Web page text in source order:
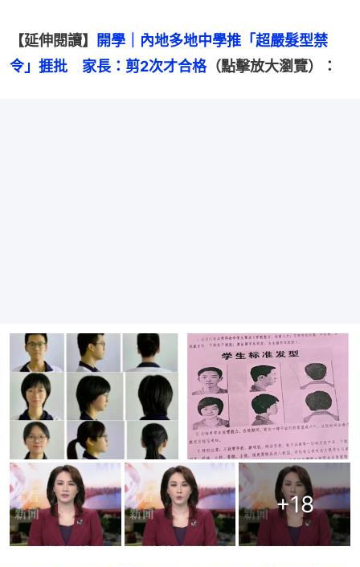
【延伸閱讀】
開學｜內地多地中學推「超嚴髮型禁
令」捱批　家長：剪2次才合格（點擊放大瀏覽）：
+18